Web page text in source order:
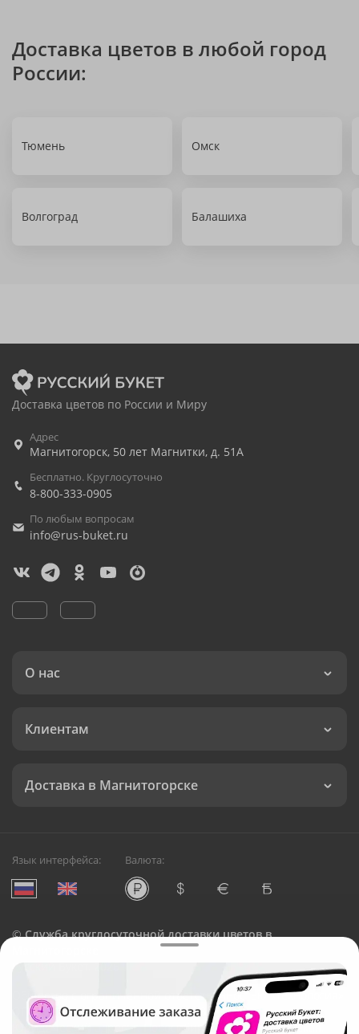
Доставка цветов в любой город
России:
Тюмень Омск
Волгоград Балашиха
Доставка цветов по России и Миру
Адрес
Магнитогорск, 50 лет Магнитки, д. 51А
Бесплатно. Круглосуточно
8-800-333-0905
По любым вопросам
info@rus-buket.ru
О нас
Клиентам
Доставка в Магнитогорске
Язык интерфейса: Валюта:
©Служба круглосуточной доставки цветов в
Русский Букет, 2026
Общество с ограниченной ответственностью «Технология»
ОГРН: 1195476081745, ИНН: 5410081997
Юридический адрес: г. Новосибирск, ул. Ипподромская,